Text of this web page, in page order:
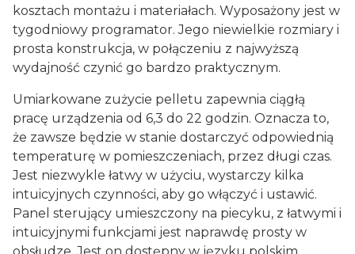
kosztach montażu i materiałach. Wyposażony jest w
tygodniowy programator. Jego niewielkie rozmiary i
prosta konstrukcja, w połączeniu z najwyższą
wydajność czynić go bardzo praktycznym.
Umiarkowane zużycie pelletu zapewnia ciągłą
pracę urządzenia od 6,3 do 22 godzin. Oznacza to,
że zawsze będzie w stanie dostarczyć odpowiednią
temperaturę w pomieszczeniach, przez długi czas.
Jest niezwykle łatwy w użyciu, wystarczy kilka
intuicyjnych czynności, aby go włączyć i ustawić.
Panel sterujący umieszczony na piecyku, z łatwymi i
intuicyjnymi funkcjami jest naprawdę prosty w
obsłudze. Jest on dostępny w języku polskim.